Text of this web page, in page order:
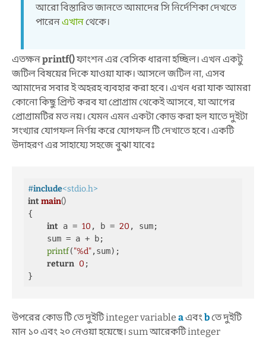
আরো বিস্তারিত জানতে আমাদের সি নির্দেশিকা দেখতে
পারেনএখানথেকে।
এতক্ষনprintf()ফাংশন এর বেসিক ধারনা হচ্ছিল। এখন একটু
জটিল বিষয়ের দিকে যাওয়া যাক। আসলে জটিল না, এসব
আমাদের সবার ই অহরহ ব্যবহার করা হবে। এখন ধরা যাক আমরা
কোনো কিছু প্রিন্ট করব যা প্রোগ্রাম থেকেই আসবে, যা আগের
প্রোগ্রামটির মত নয়। যেমন এমন একটা কোড করা হল যাতে দুইটা
সংখ্যার যোগফল নির্ণয় করে যোগফল টি দেখাতে হবে। একটি
উদাহরণ এর সাহায্যে সহজে বুঝা যাবেঃ
#include<stdio.h>
intmain()
{
int a = 10 , b = 20 , sum;
printf("%d",sum);
return 0 ;
উপরের কোড টি তে দুইটি integer variable aএবং bতে দুইটি
মান ১০ এবং ২০ নেওয়া হয়েছে। sum আরেকটি integer